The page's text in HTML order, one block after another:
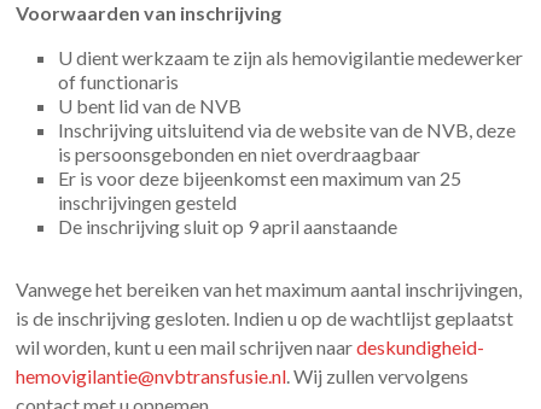
Voorwaarden van inschrijving
U dient werkzaam te zijn als hemovigilantie medewerker
of functionaris
U bent lid van de NVB
Inschrijving uitsluitend via de website van de NVB, deze
is persoonsgebonden en niet overdraagbaar
Er is voor deze bijeenkomst een maximum van 25
inschrijvingen gesteld
De inschrijving sluit op 9 april aanstaande
Vanwege het bereiken van het maximum aantal inschrijvingen,
is de inschrijving gesloten. Indien u op de wachtlijst geplaatst
wil worden, kunt u een mail schrijven naardeskundigheid-
hemovigilantie@nvbtransfusie.nl. Wij zullen vervolgens